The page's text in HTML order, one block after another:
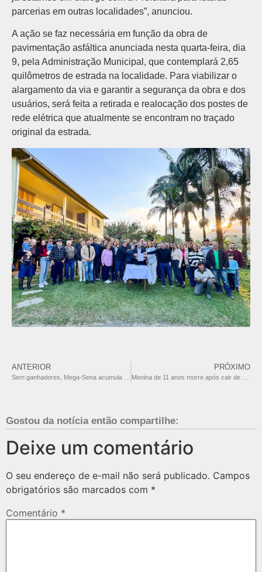
parcerias em outras localidades”, anunciou.
A ação se faz necessária em função da obra de
pavimentação asfáltica anunciada nesta quarta-feira, dia
9, pela Administração Municipal, que contemplará 2,65
quilômetros de estrada na localidade. Para viabilizar o
alargamento da via e garantir a segurança da obra e dos
usuários, será feita a retirada e realocação dos postes de
rede elétrica que atualmente se encontram no traçado
original da estrada.
ANTERIOR PRÓXIMO
Gostou da notícia então compartilhe:
Deixe um comentário
O seu endereço de e-mail não será publicado. Campos
obrigatórios são marcados com *
Comentário *